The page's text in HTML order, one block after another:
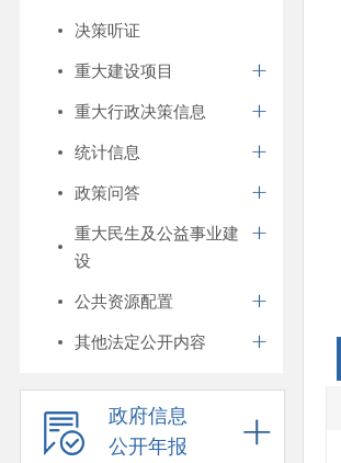
决策听证
重大建设项目
重大行政决策信息
统计信息
政策问答
重大民生及公益事业建
设
公共资源配置
其他法定公开内容
政府信息
公开年报